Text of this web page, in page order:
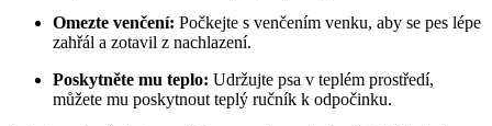
Omezte venčení: Počkejte s venčením venku, aby se pes lépe
zahřál a zotavil z nachlazení.
Poskytněte mu teplo: Udržujte psa v teplém prostředí,
můžete mu poskytnout teplý ručník k odpočinku.